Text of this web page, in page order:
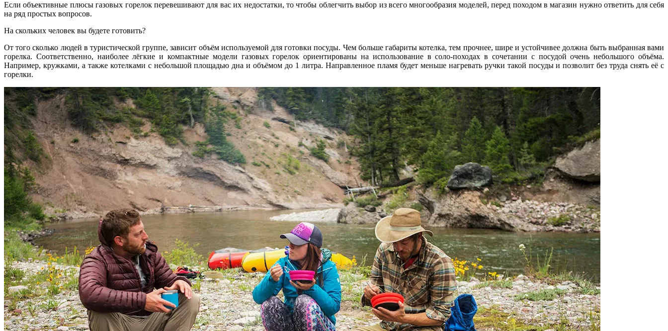
Если объективные плюсы газовых горелок перевешивают для вас их недостатки, то чтобы облегчить выбор из всего многообразия моделей, перед походом в магазин нужно ответить для себя
на ряд простых вопросов.
На скольких человек вы будете готовить?
От того сколько людей в туристической группе, зависит объём используемой для готовки посуды. Чем больше габариты котелка, тем прочнее, шире и устойчивее должна быть выбранная вами
горелка. Соответственно, наиболее лёгкие и компактные модели газовых горелок ориентированы на использование в соло-походах в сочетании с посудой очень небольшого объёма.
Например, кружками, а также котелками с небольшой площадью дна и объёмом до 1 литра. Направленное пламя будет меньше нагревать ручки такой посуды и позволит без труда снять её с
горелки.